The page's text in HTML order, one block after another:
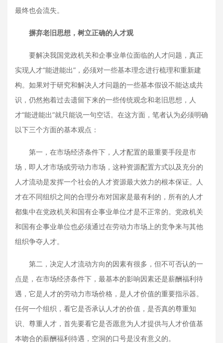
最终也会流失。
摒弃老旧思想，树立正确的人才观
要解决我国党政机关和企事业单位面临的人才问题，真正
实现人才“能进能出”，必须对一些基本理念进行梳理和重新建
构。如果对于研究和解决人才问题的一些基本假设不能达成共
识，仍然抱着过去遗留下来的一些传统观念和老旧思想，人
才“能进能出”就只能说一句空话。在这方面，笔者认为必须明确
以下三个方面的基本观点：
第一，在市场经济条件下，人才配置的最重要手段是市
场，即人才市场或劳动力市场，这种资源配置方式以及充分的
人才流动是发挥一个社会的人才资源最大效力的根本保证。人
才在不同组织之间的合理分布对国家是最有利的，所有的人才
都集中在党政机关和国有企事业单位才是不正常的。党政机关
和国有企事业单位也必须通过在劳动力市场上的竞争来与其他
组织争夺人才。
第二，决定人才流动方向的因素有很多，但不可否认的一
点是，在市场经济条件下，最基本的影响因素还是薪酬福利待
遇，它是人才的劳动力市场价格，是人才价值的重要指示器。
任何一个组织，看它是否承认人才的价值，是否真的尊重知
识、尊重人才，首先要看它是否愿意为人才提供与人才价值基
本吻合的薪酬福利待遇，空洞的口号是没有意义的。